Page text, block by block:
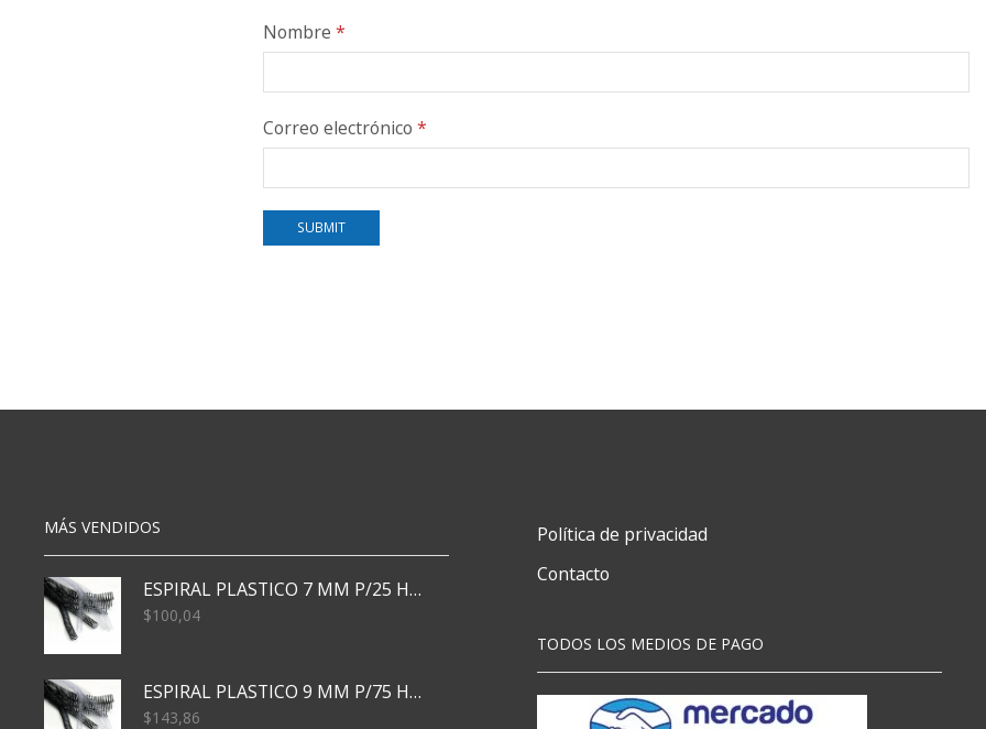
Nombre *
Correo electrónico *
MÁS VENDIDOS
ESPIRAL PLASTICO 7 MM P/25 HJS X50x3000
$100,04
ESPIRAL PLASTICO 9 MM P/75 HJS X50X2400
$143,86
Política de privacidad
Contacto
TODOS LOS MEDIOS DE PAGO